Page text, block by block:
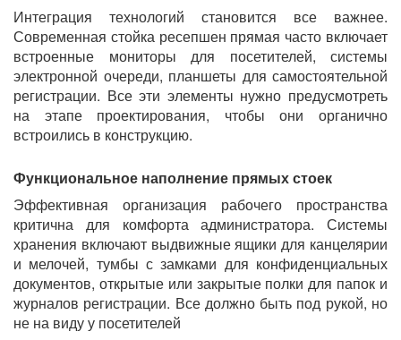
Интеграция технологий становится все важнее.
Современная стойка ресепшен прямая часто включает
встроенные мониторы для посетителей, системы
электронной очереди, планшеты для самостоятельной
регистрации. Все эти элементы нужно предусмотреть
на этапе проектирования, чтобы они органично
встроились в конструкцию.
Функциональное наполнение прямых стоек
Эффективная организация рабочего пространства
критична для комфорта администратора. Системы
хранения включают выдвижные ящики для канцелярии
и мелочей, тумбы с замками для конфиденциальных
документов, открытые или закрытые полки для папок и
журналов регистрации. Все должно быть под рукой, но
не на виду у посетителей